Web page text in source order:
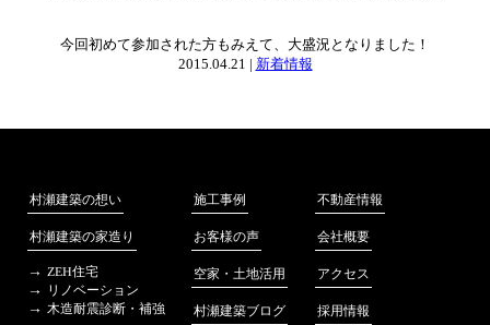
今回初めて参加された方もみえて、大盛況となりました！
2015.04.21 | 新着情報
村瀬建築の想い
村瀬建築の家造り
ZEH住宅
リノベーション
木造耐震診断・補強
施工事例
お客様の声
空家・土地活用
村瀬建築ブログ
不動産情報
会社概要
アクセス
採用情報